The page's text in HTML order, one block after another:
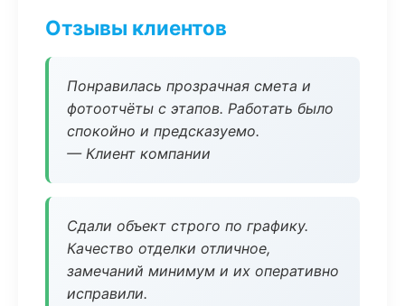
Отзывы клиентов
Понравилась прозрачная смета и
фотоотчёты с этапов. Работать было
спокойно и предсказуемо.
— Клиент компании
Сдали объект строго по графику.
Качество отделки отличное,
замечаний минимум и их оперативно
исправили.